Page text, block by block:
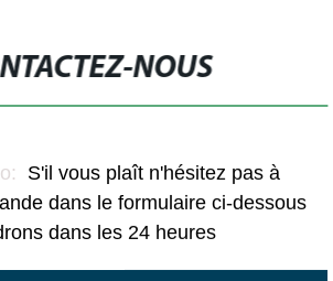
NOUS
S'il vous plaît n'hésitez pas à
dans le formulaire ci-dessous
dans les 24 heures